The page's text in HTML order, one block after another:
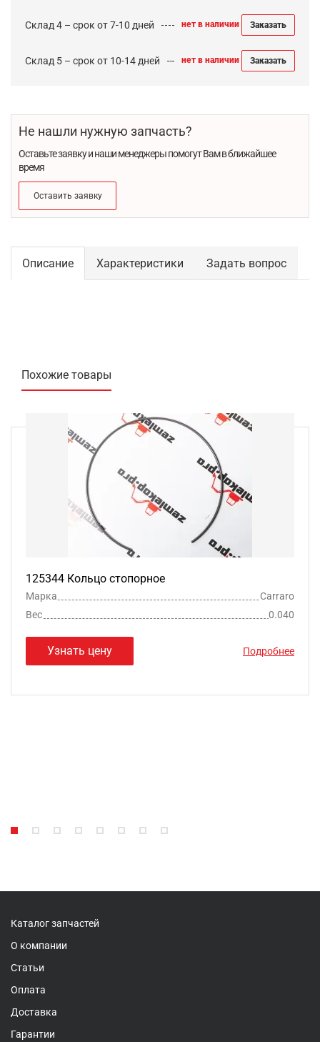
Склад 4 – срок от 7-10 дней нет в наличии Заказать
Склад 5 – срок от 10-14 дней нет в наличии Заказать
Не нашли нужную запчасть?
Оставьте заявку и наши менеджеры помогут Вам в ближайшее
время
Оставить заявку
Описание Характеристики Задать вопрос
Похожие товары
125344 Кольцо стопорное
Марка
Carraro
Вес
0.040
Узнать цену Подробнее
Каталог запчастей
О компании
Статьи
Оплата
Доставка
Гарантии